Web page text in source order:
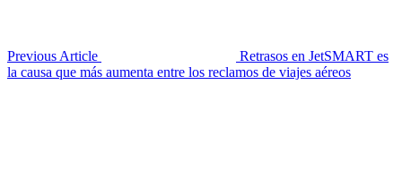
Previous Article
Retrasos en JetSMART es
la causa que más aumenta entre los reclamos de viajes aéreos